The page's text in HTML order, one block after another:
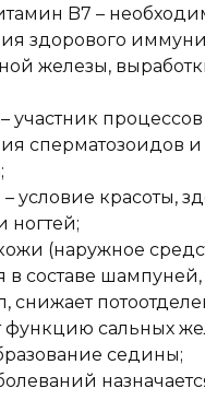
B7 –
здорового
железы,
участник процессов
сперматозоидов и
условие красоты,
ногтей;
(наружное
в составе
снижает
функцию сальных
седины;